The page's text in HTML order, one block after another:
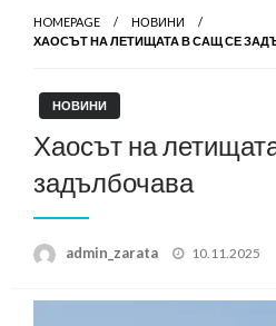
HOMEPAGE
НОВИНИ
ХАОСЪТ НА ЛЕТИЩАТА В САЩ СЕ
НОВИНИ
Хаосът на
задълбочава
admin_zarata
Posted
10.11.2025